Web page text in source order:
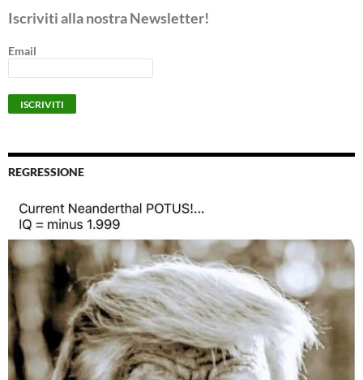
Iscriviti alla nostra Newsletter!
Email
REGRESSIONE